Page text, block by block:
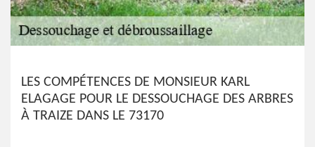
LES COMPÉTENCES DE MONSIEUR KARL
ELAGAGE POUR LE DESSOUCHAGE DES ARBRES
À TRAIZE DANS LE 73170